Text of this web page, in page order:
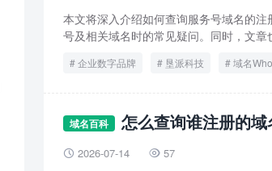
本文将深入介绍如何查询服务号域名的
号及相关域名时的常见疑问。同时，文
企业数字品牌 垦派科技 域名
域名百科 怎么查询谁注册的域
 2026-07-14  57